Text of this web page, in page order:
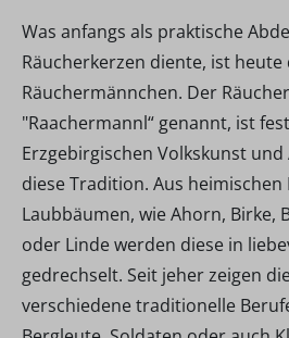
Was anfangs als praktische
Räucherkerzen diente, ist heute
Räuchermännchen. Der
"Raachermannl“ genannt, ist
Erzgebirgischen Volkskunst
diese Tradition. Aus
Laubbäumen, wie Ahorn, Birke,
oder Linde werden diese in
gedrechselt. Seit jeher zeigen
verschiedene traditionelle